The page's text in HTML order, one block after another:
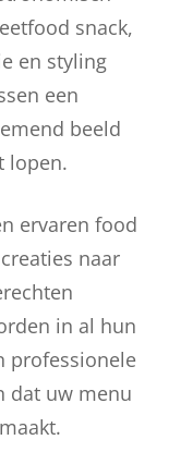
snack,
en styling
een
beeld
lopen.
ervaren food
naar
in al hun
professionele
dat uw menu